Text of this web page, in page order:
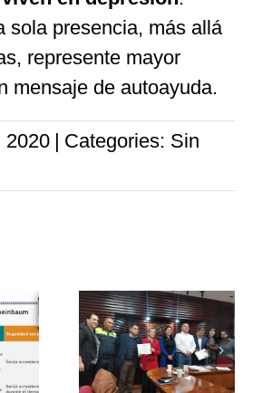
sola presencia, más allá
represente mayor
mensaje de autoayuda.
2020 | Categories: Sin